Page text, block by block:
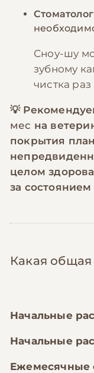
Сноу-шу
зубному
чистка раз
💡
мес на
покрытия
целом
за состоянием
Какая общая
Начальные
Начальные
Ежемесячные